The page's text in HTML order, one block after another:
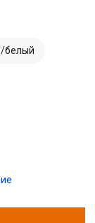
недорогой
позволил
белый